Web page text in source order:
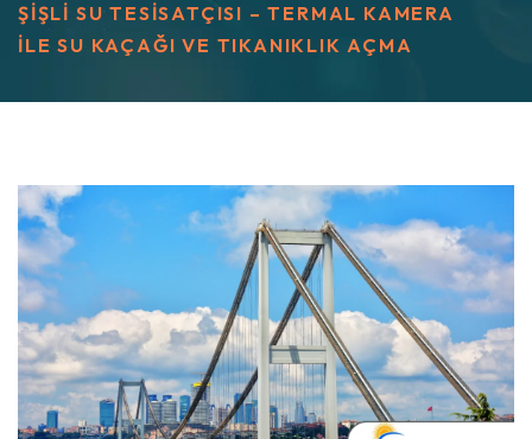
ŞIŞLI SU TESISATÇISI – TERMAL KAMERA
ILE SU KAÇAĞI VE TIKANIKLIK AÇMA